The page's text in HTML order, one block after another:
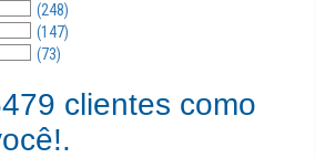
(248)
(147)
(73)
clientes como